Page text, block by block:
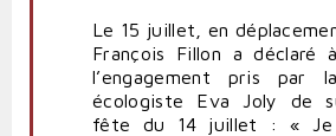
Le 15 juillet, en
François Fillon a déclaré
l’engagement pris par
écologiste Eva Joly de
fête du 14 juillet : « Je